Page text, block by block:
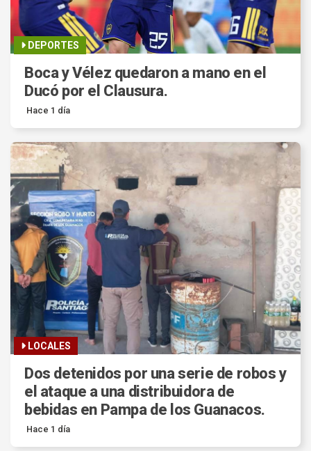
DEPORTES
Boca y Vélez quedaron a mano en el
Ducó por el Clausura.
Hace 1 día
LOCALES
Dos detenidos por una serie de robos y
el ataque a una distribuidora de
bebidas en Pampa de los Guanacos.
Hace 1 día